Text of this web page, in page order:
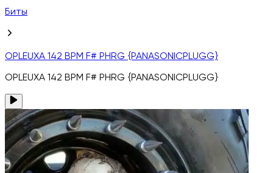
Биты
OPLEUXA 142 BPM F# PHRG {PANASONICPLUGG}
OPLEUXA 142 BPM F# PHRG {PANASONICPLUGG}